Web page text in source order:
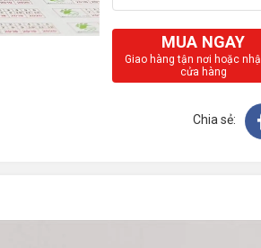
MUA NGAY
Giao hàng tận nơi hoặc
cửa hàng
Chia sẻ: